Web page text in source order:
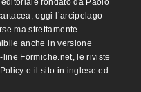
fondato da Paolo
oggi l’arcipelago
ma strettamente
anche in versione
Formiche.net, le riviste
e il sito in inglese ed